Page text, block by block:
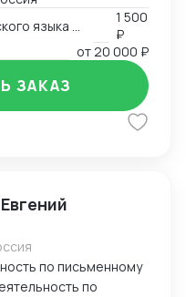
1 500
₽
от20 000 ₽
ЗАКАЗ
по письменному
по